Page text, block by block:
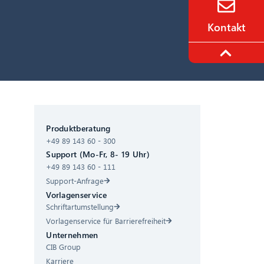
Produktberatung
+49 89 143 60 - 300
Support (Mo-Fr, 8- 19 Uhr)
+49 89 143 60 - 111
Support-Anfrage
Vorlagenservice
Schriftartumstellung
Vorlagenservice für Barrierefreiheit
Unternehmen
CIB Group
Karriere
Hallo! Was kann ich für Sie tun?
Kontakt